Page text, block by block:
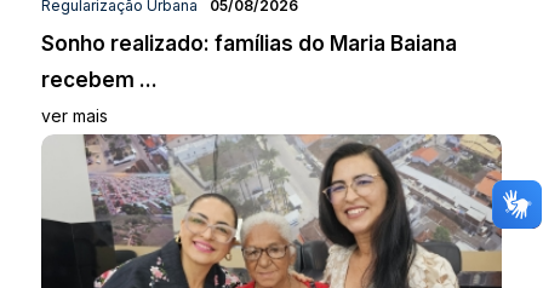
Regularização Urbana 05/08/2026
Sonho realizado: famílias do Maria Baiana
recebem ...
ver mais